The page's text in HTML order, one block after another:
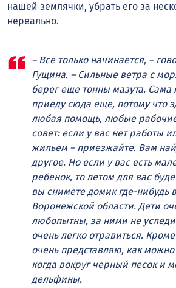
нашей землячки, убрать его за
нереально.
– Все только начинается, –
Гущина. – Сильные ветра с
берег еще тонны мазута. Сама
приеду сюда еще, потому что
любая помощь, любые
совет: если у вас нет работы
жильем – приезжайте. Вам
другое. Но если у вас есть
ребенок, то летом для вас
вы снимете домик где-нибудь
Воронежской области. Дети
любопытны, за ними не
очень легко отравиться.
очень представляю, как можно
когда вокруг черный песок и
дельфины.